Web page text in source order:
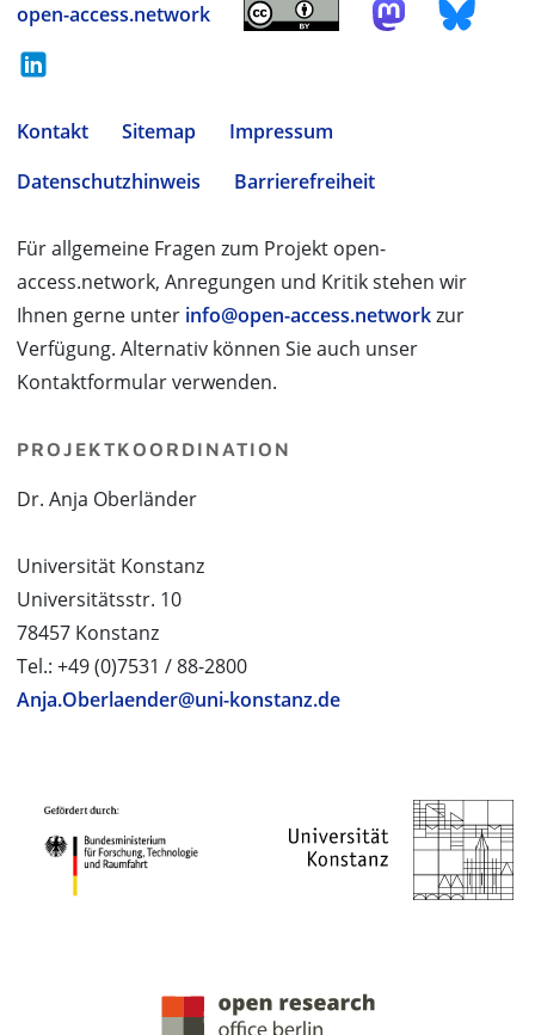
open-access.network
Kontakt Sitemap
Impressum
Datenschutzhinweis
Barrierefreiheit
Für allgemeine Fragen zum Projekt open-
access.network, Anregungen und Kritik stehen wir
Ihnen gerne unter info@open-access.networkzur
Verfügung. Alternativ können Sie auch unser
Kontaktformular verwenden.
PROJEKTKOORDINATION
Dr. Anja Oberländer
Universität Konstanz
Universitätsstr. 10
78457 Konstanz
Tel.: +49 (0)7531 / 88-2800
Anja.Oberlaender@uni-konstanz.de